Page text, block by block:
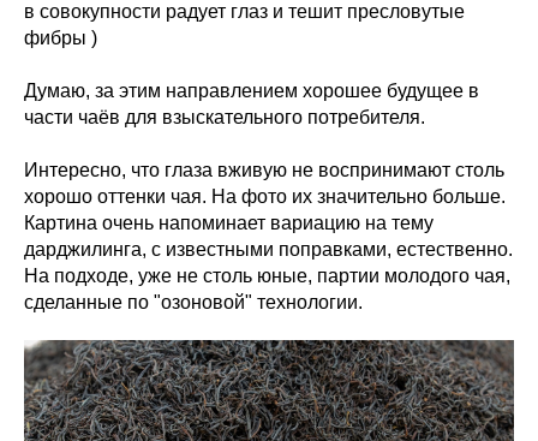
в совокупности радует глаз и тешит пресловутые
фибры )
Думаю, за этим направлением хорошее будущее в
части чаёв для взыскательного потребителя.
Интересно, что глаза вживую не воспринимают столь
хорошо оттенки чая. На фото их значительно больше.
Картина очень напоминает вариацию на тему
дарджилинга, с известными поправками, естественно.
На подходе, уже не столь юные, партии молодого чая,
сделанные по "озоновой" технологии.